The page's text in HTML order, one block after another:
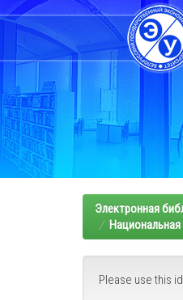
Skip
navigation
Электронная
Please use this